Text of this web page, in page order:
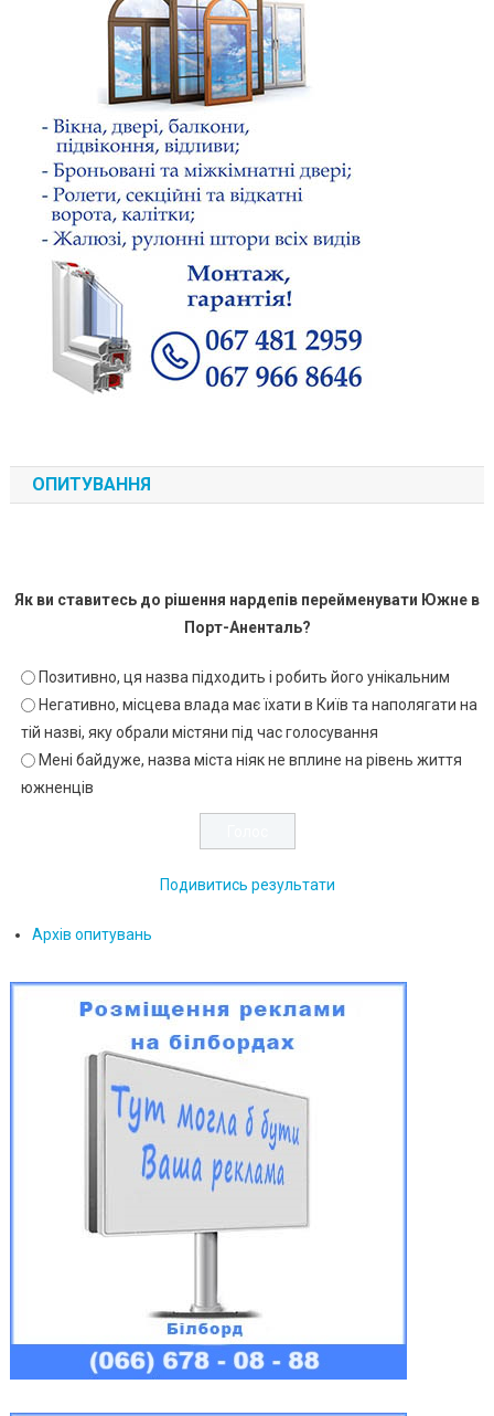
ОПИТУВАННЯ
Як ви ставитесь до рішення нардепів перейменувати Южне в
Порт-Аненталь?
Позитивно, ця назва підходить і робить його унікальним
Негативно, місцева влада має їхати в Київ та наполягати на
тій назві, яку обрали містяни під час голосування
Мені байдуже, назва міста ніяк не вплине на рівень життя
южненців
Подивитись результати
Архів опитувань